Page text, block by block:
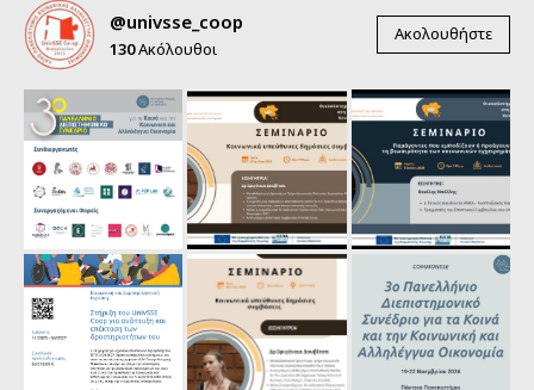
@univsse_coop
130Ακόλουθοι
Ακολουθήστε